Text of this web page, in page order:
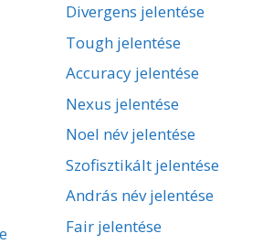
Divergens jelentése
Tough jelentése
Accuracy jelentése
Nexus jelentése
Noel név jelentése
Szofisztikált jelentése
András név jelentése
Fair jelentése